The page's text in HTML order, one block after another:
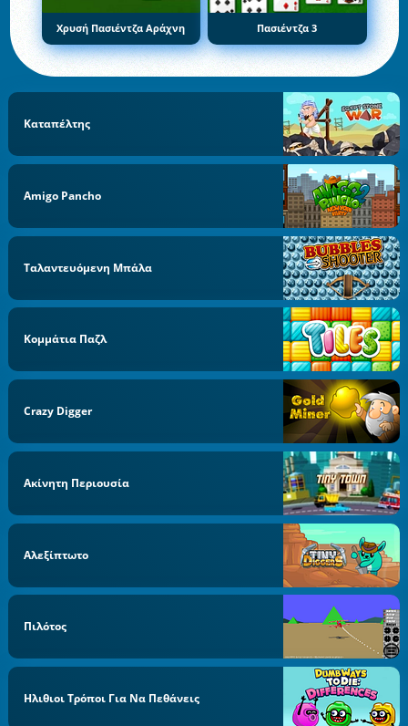
Χρυσή Πασιέντζα Αράχνη Πασιέντζα 3
Καταπέλτης
Amigo Pancho
Ταλαντευόμενη Μπάλα
Κομμάτια Παζλ
Crazy Digger
Ακίνητη Περιουσία
Αλεξίπτωτο
Πιλότος
Ηλιθιοι Τρόποι Για Να Πεθάνεις